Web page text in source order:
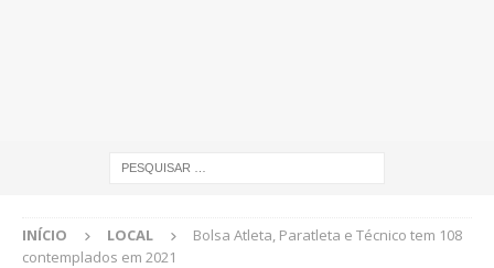
INÍCIO LOCAL
Bolsa Atleta, Paratleta e Técnico tem 108
contemplados em 2021